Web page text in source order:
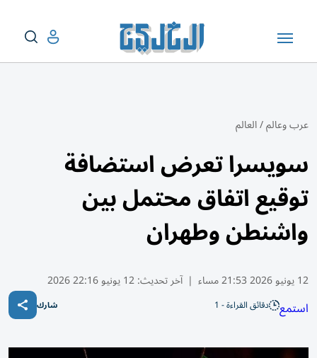
عرب وعالم/العالم
سويسرا تعرض استضافة
توقيع اتفاق محتمل بين
واشنطن وطهران
12 يونيو 2026 21:53 مساء | آخر تحديث:12 يونيو 22:16 2026
استمع دقائق القراءة - 1 شارك